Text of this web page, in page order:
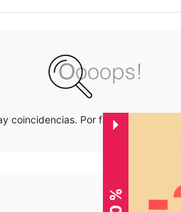
coincidencias. Por favor inténtalo de